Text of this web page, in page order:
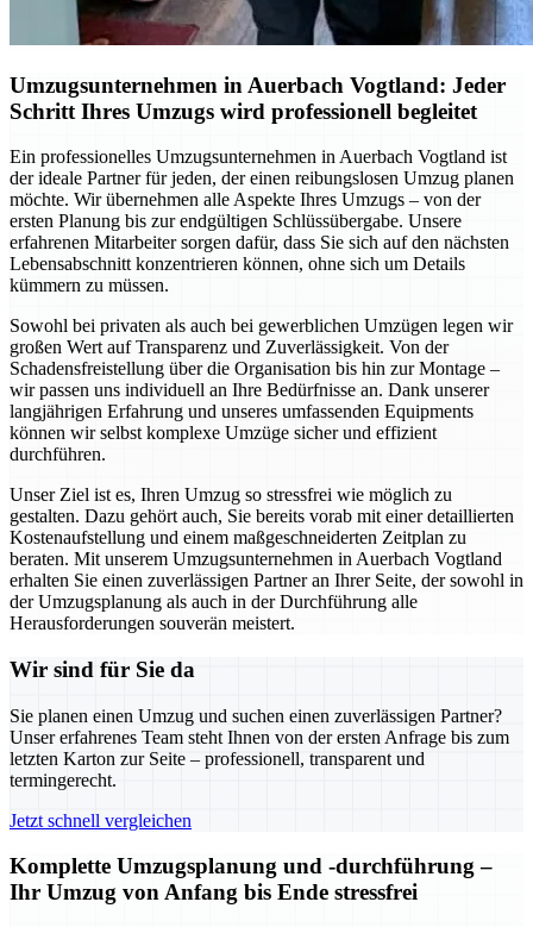
Umzugsunternehmen in Auerbach Vogtland: Jeder
Schritt Ihres Umzugs wird professionell begleitet
Ein professionelles Umzugsunternehmen in Auerbach Vogtland ist
der ideale Partner für jeden, der einen reibungslosen Umzug planen
möchte. Wir übernehmen alle Aspekte Ihres Umzugs – von der
ersten Planung bis zur endgültigen Schlüssübergabe. Unsere
erfahrenen Mitarbeiter sorgen dafür, dass Sie sich auf den nächsten
Lebensabschnitt konzentrieren können, ohne sich um Details
kümmern zu müssen.
Sowohl bei privaten als auch bei gewerblichen Umzügen legen wir
großen Wert auf Transparenz und Zuverlässigkeit. Von der
Schadensfreistellung über die Organisation bis hin zur Montage –
wir passen uns individuell an Ihre Bedürfnisse an. Dank unserer
langjährigen Erfahrung und unseres umfassenden Equipments
können wir selbst komplexe Umzüge sicher und effizient
durchführen.
Unser Ziel ist es, Ihren Umzug so stressfrei wie möglich zu
gestalten. Dazu gehört auch, Sie bereits vorab mit einer detaillierten
Kostenaufstellung und einem maßgeschneiderten Zeitplan zu
beraten. Mit unserem Umzugsunternehmen in Auerbach Vogtland
erhalten Sie einen zuverlässigen Partner an Ihrer Seite, der sowohl in
der Umzugsplanung als auch in der Durchführung alle
Herausforderungen souverän meistert.
Wir sind für Sie da
Sie planen einen Umzug und suchen einen zuverlässigen Partner?
Unser erfahrenes Team steht Ihnen von der ersten Anfrage bis zum
letzten Karton zur Seite – professionell, transparent und
termingerecht.
Jetzt schnell vergleichen
Komplette Umzugsplanung und -durchführung –
Ihr Umzug von Anfang bis Ende stressfrei